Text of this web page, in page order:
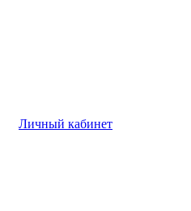
Личный кабинет